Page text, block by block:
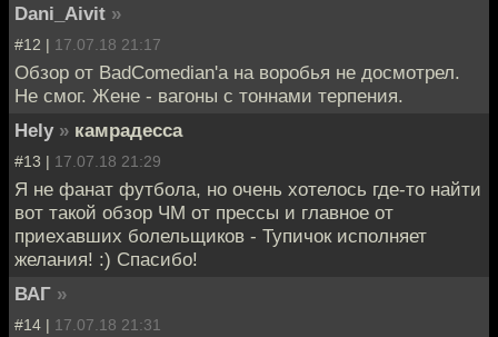
Dani_Aivit »
#12 | 17.07.18 21:17
Обзор от BadComedian'а на воробья не досмотрел.
Не смог. Жене - вагоны с тоннами терпения.
Hely » камрадесса
#13 | 17.07.18 21:29
Я не фанат футбола, но очень хотелось где-то найти
вот такой обзор ЧМ от прессы и главное от
приехавших болельщиков - Тупичок исполняет
желания! :) Спасибо!
ВАГ »
#14 | 17.07.18 21:31